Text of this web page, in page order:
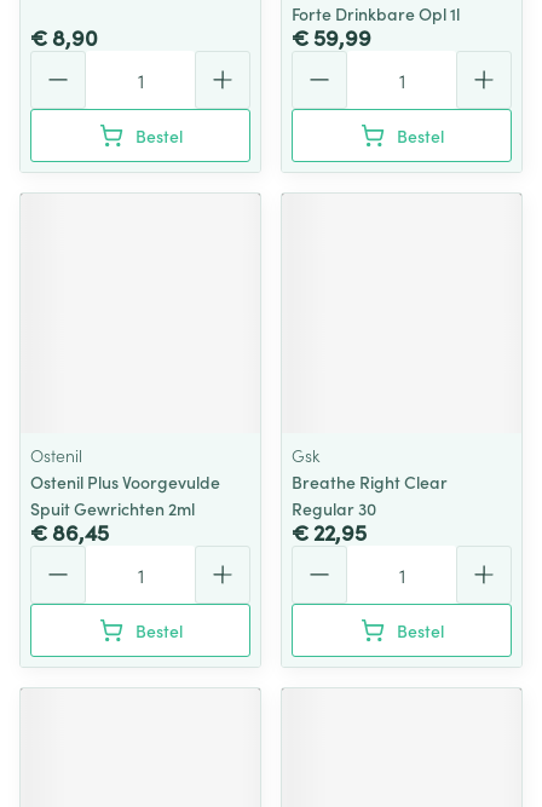
€ 8,90
Bestel
Forte Drinkbare Opl 1l
€ 59,99
Bestel
Ostenil
Ostenil Plus Voorgevulde
Spuit Gewrichten 2ml
€ 86,45
Bestel
Gsk
Breathe Right Clear
Regular 30
€ 22,95
Bestel